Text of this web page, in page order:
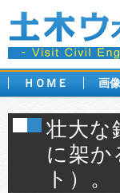
ＨＯＭＥ 画
壮大な
に架
ト）。